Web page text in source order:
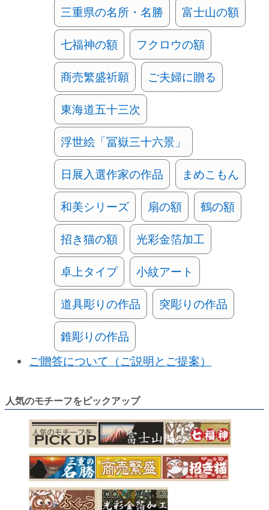
三重県の名所・名勝 富士山の額
七福神の額 フクロウの額
商売繁盛祈願 ご夫婦に贈る
東海道五十三次
浮世絵「冨嶽三十六景」
日展入選作家の作品 まめこもん
和美シリーズ 扇の額 鶴の額
招き猫の額 光彩金箔加工
卓上タイプ 小紋アート
道具彫りの作品 突彫りの作品
錐彫りの作品
ご贈答について（ご説明とご提案）
人気のモチーフをピックアップ